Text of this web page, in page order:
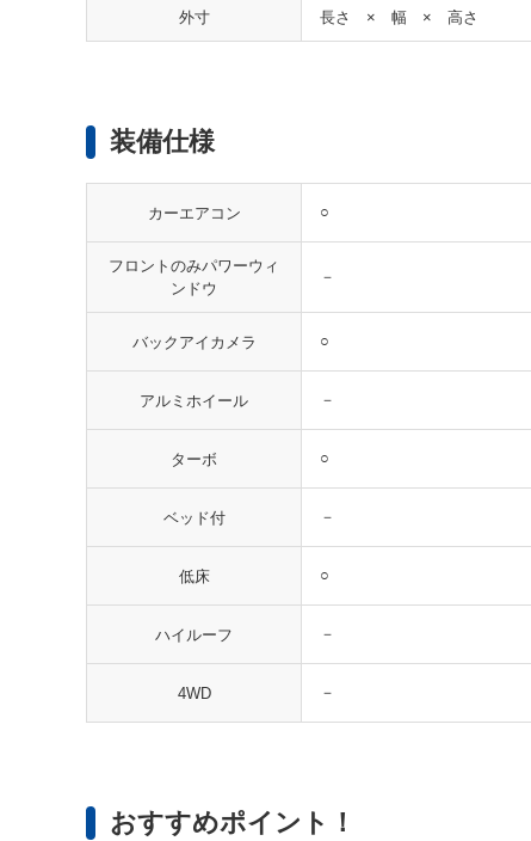
外寸 長さ × 幅 × 高さ
装備仕様
カーエアコン ○
フロントのみパワーウィ
ンドウ
－
バックアイカメラ ○
アルミホイール －
ターボ ○
ベッド付 －
低床 ○
ハイルーフ －
4WD －
おすすめポイント！